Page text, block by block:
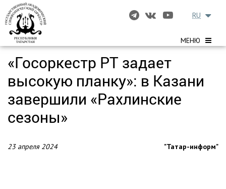
МЕНЮ
RU
«Госоркестр РТ задает
высокую планку»: в Казани
завершили «Рахлинские
сезоны»
23 апреля 2024 "Татар-информ"